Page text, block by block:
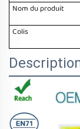
Nom du produit
Colis